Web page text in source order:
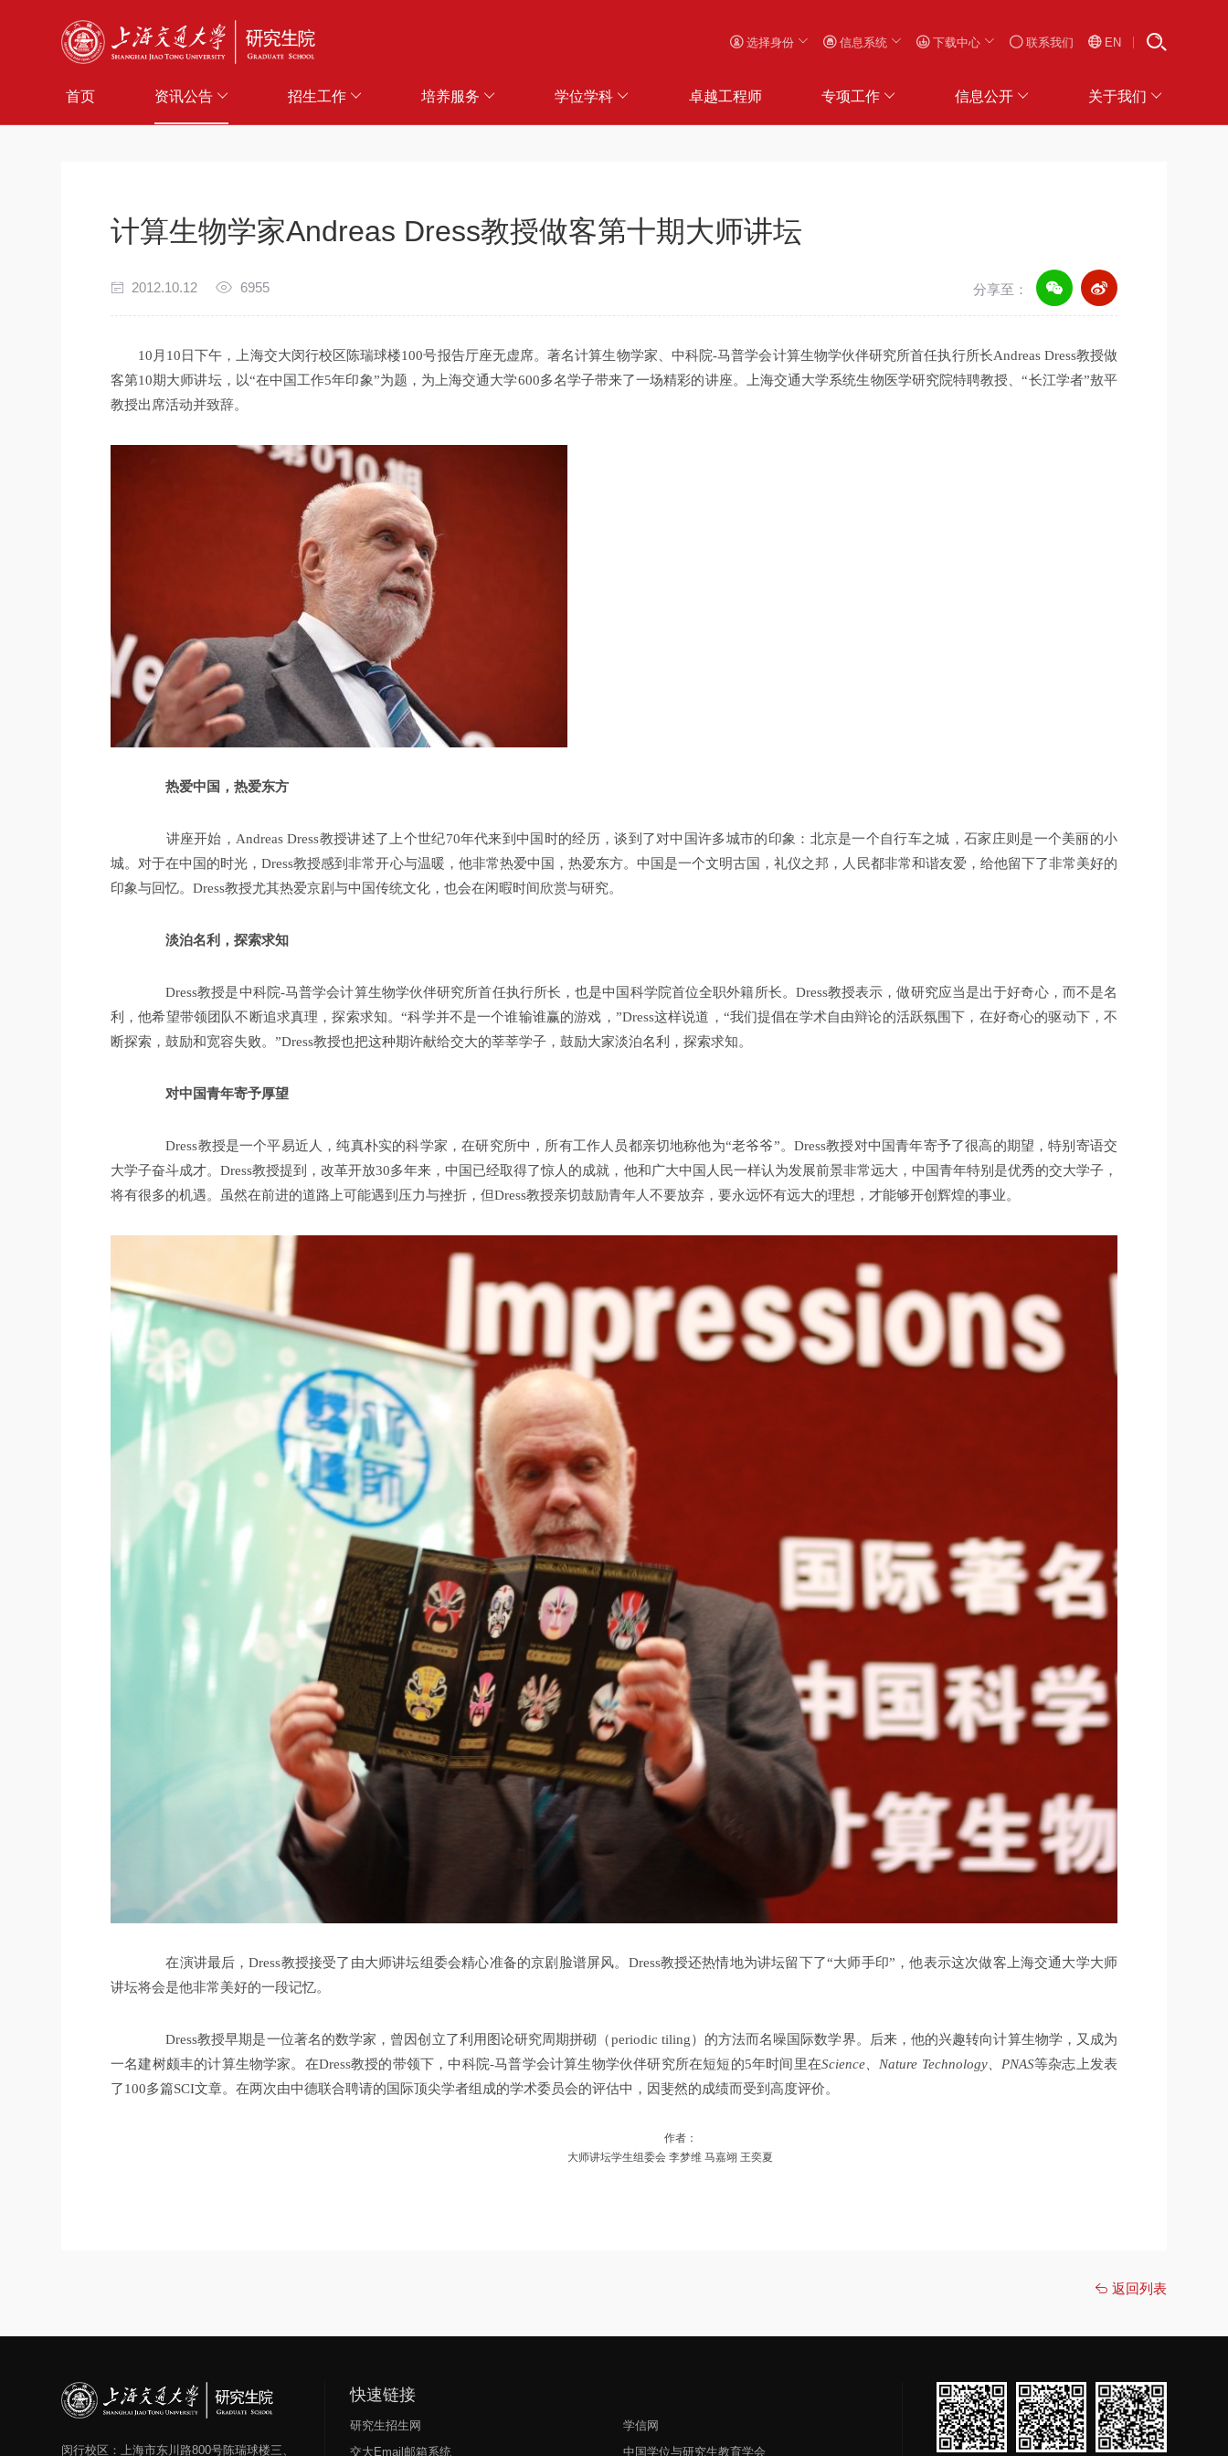
选择身份 信息系统 下载中心 联系我们 EN
首页 资讯公告 招生工作 培养服务 学位学科 卓越工程师 专项工作 信息公开 关于我们
计算生物学家Andreas Dress教授做客第十期大师讲坛
2012.10.12 6955 分享至：
10月10日下午，上海交大闵行校区陈瑞球楼100号报告厅座无虚席。著名计算生物学家、中科院-马普学会计算生物学伙伴研究所首任执行所长Andreas Dress教授做
客第10期大师讲坛，以“在中国工作5年印象”为题，为上海交通大学600多名学子带来了一场精彩的讲座。上海交通大学系统生物医学研究院特聘教授、“长江学者”敖平
教授出席活动并致辞。
热爱中国，热爱东方
讲座开始，Andreas Dress教授讲述了上个世纪70年代来到中国时的经历，谈到了对中国许多城市的印象：北京是一个自行车之城，石家庄则是一个美丽的小
城。对于在中国的时光，Dress教授感到非常开心与温暖，他非常热爱中国，热爱东方。中国是一个文明古国，礼仪之邦，人民都非常和谐友爱，给他留下了非常美好的
印象与回忆。Dress教授尤其热爱京剧与中国传统文化，也会在闲暇时间欣赏与研究。
淡泊名利，探索求知
Dress教授是中科院-马普学会计算生物学伙伴研究所首任执行所长，也是中国科学院首位全职外籍所长。Dress教授表示，做研究应当是出于好奇心，而不是名
利，他希望带领团队不断追求真理，探索求知。“科学并不是一个谁输谁赢的游戏，”Dress这样说道，“我们提倡在学术自由辩论的活跃氛围下，在好奇心的驱动下，不
断探索，鼓励和宽容失败。”Dress教授也把这种期许献给交大的莘莘学子，鼓励大家淡泊名利，探索求知。
对中国青年寄予厚望
Dress教授是一个平易近人，纯真朴实的科学家，在研究所中，所有工作人员都亲切地称他为“老爷爷”。Dress教授对中国青年寄予了很高的期望，特别寄语交
大学子奋斗成才。Dress教授提到，改革开放30多年来，中国已经取得了惊人的成就，他和广大中国人民一样认为发展前景非常远大，中国青年特别是优秀的交大学子，
将有很多的机遇。虽然在前进的道路上可能遇到压力与挫折，但Dress教授亲切鼓励青年人不要放弃，要永远怀有远大的理想，才能够开创辉煌的事业。
在演讲最后，Dress教授接受了由大师讲坛组委会精心准备的京剧脸谱屏风。Dress教授还热情地为讲坛留下了“大师手印”，他表示这次做客上海交通大学大师
讲坛将会是他非常美好的一段记忆。
Dress教授早期是一位著名的数学家，曾因创立了利用图论研究周期拼砌（periodic tiling）的方法而名噪国际数学界。后来，他的兴趣转向计算生物学，又成为
一名建树颇丰的计算生物学家。在Dress教授的带领下，中科院-马普学会计算生物学伙伴研究所在短短的5年时间里在Science、Nature Technology、PNAS等杂志上发表
了100多篇SCI文章。在两次由中德联合聘请的国际顶尖学者组成的学术委员会的评估中，因斐然的成绩而受到高度评价。
作者：
大师讲坛学生组委会 李梦维 马嘉翊 王奕夏
返回列表
闵行校区：上海市东川路800号陈瑞球楼三、
快速链接
研究生招生网
交大Email邮箱系统
学信网
中国学位与研究生教育学会